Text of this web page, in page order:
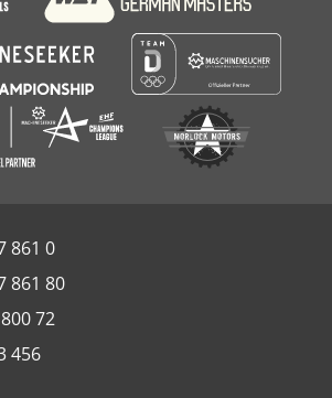
861 0
861 80
72
456